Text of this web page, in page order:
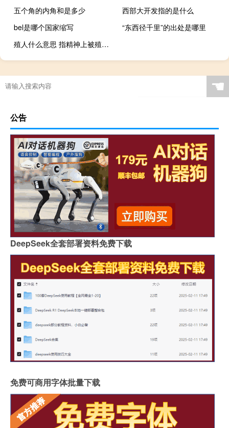
五个角的内角和是多少
西部大开发指的是什么
bel是哪个国家缩写
“东西径千里”的出处是哪里
殖人什么意思 指精神上被殖民的人什么梗
☚
公告
DeepSeek全套部署资料免费下载
免费可商用字体批量下载